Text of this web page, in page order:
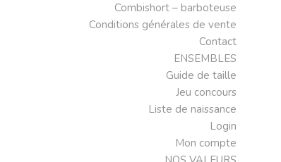
Combishort – barboteuse
Conditions générales de vente
Contact
ENSEMBLES
Guide de taille
Jeu concours
Liste de naissance
Login
Mon compte